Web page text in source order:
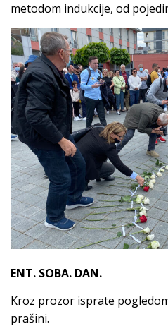
metodom indukcije, od
ENT. SOBA. DAN.
Kroz prozor isprate
prašini.